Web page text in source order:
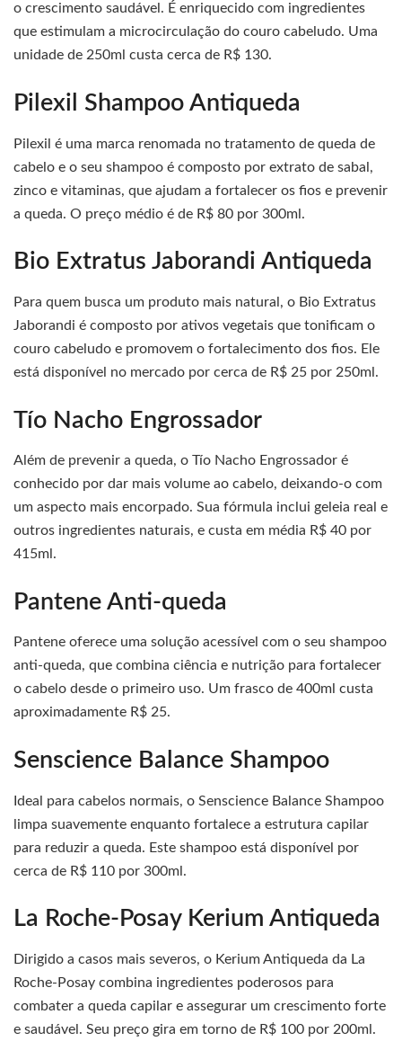
o crescimento saudável. É enriquecido com ingredientes
que estimulam a microcirculação do couro cabeludo. Uma
unidade de 250ml custa cerca de R$ 130.
Pilexil Shampoo Antiqueda
Pilexil é uma marca renomada no tratamento de queda de
cabelo e o seu shampoo é composto por extrato de sabal,
zinco e vitaminas, que ajudam a fortalecer os fios e prevenir
a queda. O preço médio é de R$ 80 por 300ml.
Bio Extratus Jaborandi Antiqueda
Para quem busca um produto mais natural, o Bio Extratus
Jaborandi é composto por ativos vegetais que tonificam o
couro cabeludo e promovem o fortalecimento dos fios. Ele
está disponível no mercado por cerca de R$ 25 por 250ml.
Tío Nacho Engrossador
Além de prevenir a queda, o Tío Nacho Engrossador é
conhecido por dar mais volume ao cabelo, deixando-o com
um aspecto mais encorpado. Sua fórmula inclui geleia real e
outros ingredientes naturais, e custa em média R$ 40 por
415ml.
Pantene Anti-queda
Pantene oferece uma solução acessível com o seu shampoo
anti-queda, que combina ciência e nutrição para fortalecer
o cabelo desde o primeiro uso. Um frasco de 400ml custa
aproximadamente R$ 25.
Senscience Balance Shampoo
Ideal para cabelos normais, o Senscience Balance Shampoo
limpa suavemente enquanto fortalece a estrutura capilar
para reduzir a queda. Este shampoo está disponível por
cerca de R$ 110 por 300ml.
La Roche-Posay Kerium Antiqueda
Dirigido a casos mais severos, o Kerium Antiqueda da La
Roche-Posay combina ingredientes poderosos para
combater a queda capilar e assegurar um crescimento forte
e saudável. Seu preço gira em torno de R$ 100 por 200ml.